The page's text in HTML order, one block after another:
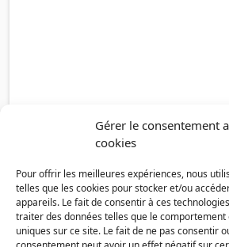
Gérer le consentement
cookies
Pour offrir les meilleures expériences, nous
telles que les cookies pour stocker et/ou
appareils. Le fait de consentir à ces
traiter des données telles que le comportement
uniques sur ce site. Le fait de ne pas consentir